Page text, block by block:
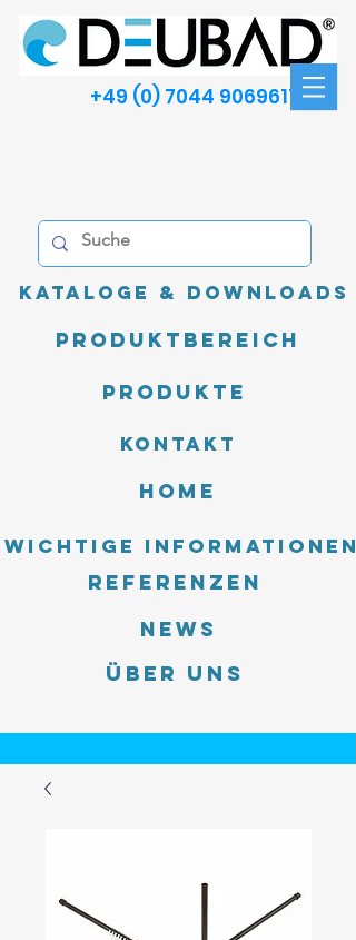
+49 (0) 7044 9069611
Kataloge & Downloads
Produktbereich
Produkte
Kontakt
Home
Wichtige Informationen
Referenzen
News
Über uns